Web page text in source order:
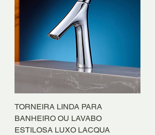
TORNEIRA LINDA PARA
BANHEIRO OU LAVABO
ESTILOSA LUXO LACQUA